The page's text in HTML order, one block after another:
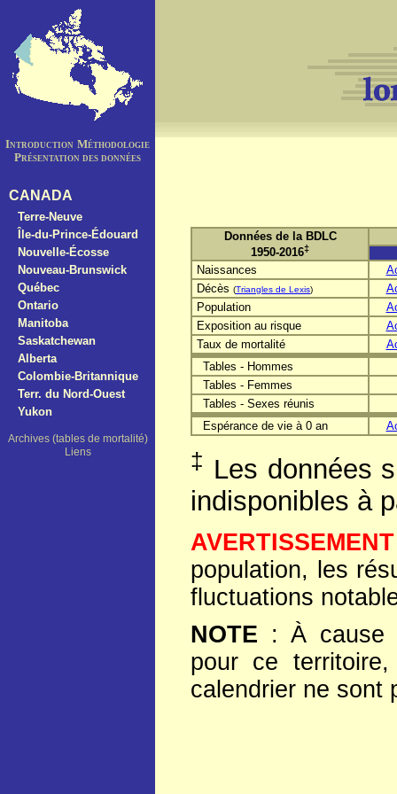
Introduction Méthodologie
Présentation des données
CANADA
Terre-Neuve
Île-du-Prince-Édouard
Nouvelle-Écosse
Nouveau-Brunswick
Québec
Ontario
Manitoba
Saskatchewan
Alberta
Colombie-Britannique
Terr. du Nord-Ouest
Yukon
Archives (tables de mortalité)
Liens
Données de la BDLC
1950-2016‡
Naissances
Décès (Triangles de Lexis)
Population
Exposition au risque
Taux de mortalité
Tables - Hommes
Tables - Femmes
Tables - Sexes réunis
Espérance de vie à 0 an
‡ Les données
indisponibles à
AVERTISSEMENT
population, les
fluctuations
NOTE : À cause
pour ce
calendrier ne sont